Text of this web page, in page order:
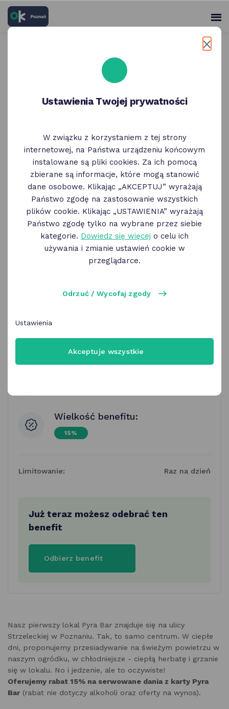
skróty
głównych
Panel
Pyra Bar | menu restauracji
Pyra Bar | menu restauracji
Strzelecka 13 Poznań
Wielkość benefitu:
15%
Limitowanie: Raz na dzień
Już teraz możesz odebrać ten
benefit
Odbierz benefit
Nasz pierwszy lokal Pyra Bar znajduje się na ulicy
Strzeleckiej w Poznaniu. Tak, to samo centrum. W ciepłe
dni, proponujemy przesiadywanie na świeżym powietrzu w
naszym ogródku, w chłodniejsze - ciepłą herbatę i grzanie
się w lokalu. No i jedzenie, ale to oczywiste!
Oferujemy rabat 15% na serwowane dania z karty Pyra
Bar (rabat nie dotyczy alkoholi oraz oferty na wynos).
Ustawienia Twojej prywatności
W związku z korzystaniem z tej strony
internetowej, na Państwa urządzeniu końcowym
instalowane są pliki cookies. Za ich pomocą
zbierane są informacje, które mogą stanowić
dane osobowe. Klikając „AKCEPTUJ” wyrażają
Państwo zgodę na zastosowanie wszystkich
plików cookie. Klikając „USTAWIENIA” wyrażają
Państwo zgodę tylko na wybrane przez siebie
kategorie. Dowiedz się więcej o celu ich
używania i zmianie ustawień cookie w
przeglądarce.
Odrzuć / Wycofaj zgody
Ustawienia
Akceptuje wszystkie